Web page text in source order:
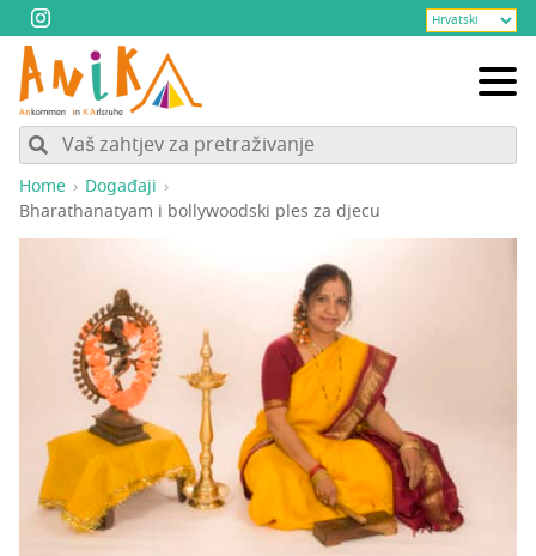
Home
Događaji
Bha­rat­ha­natyam i bol­lywo­od­ski ples za djecu